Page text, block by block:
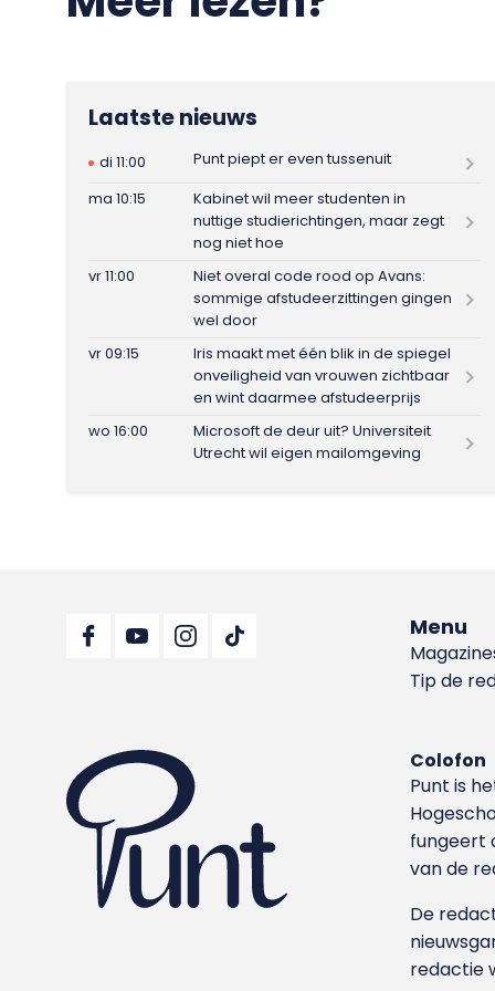
Laatste nieuws
di 11:00
Punt piept er even tussenuit
ma 10:15
Kabinet wil meer studenten in
nuttige studierichtingen, maar zegt
nog niet hoe
vr 11:00
Niet overal code rood op Avans:
sommige afstudeerzittingen gingen
wel door
vr 09:15
Iris maakt met één blik in de spiegel
onveiligheid van vrouwen zichtbaar
en wint daarmee afstudeerprijs
wo 16:00
Microsoft de deur uit? Universiteit
Utrecht wil eigen mailomgeving
Menu
Tip de
Colofon
Punt is
fungeert
van de
De
redactie